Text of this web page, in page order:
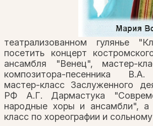
театрализованном гулянье
посетить концерт
ансамбля "Венец", мастер-
композитора-песенника В.А.
мастер-класс Заслуженного
РФ А.Г. Дармастука
народные хоры и ансамбли", а
класс по хореографии и